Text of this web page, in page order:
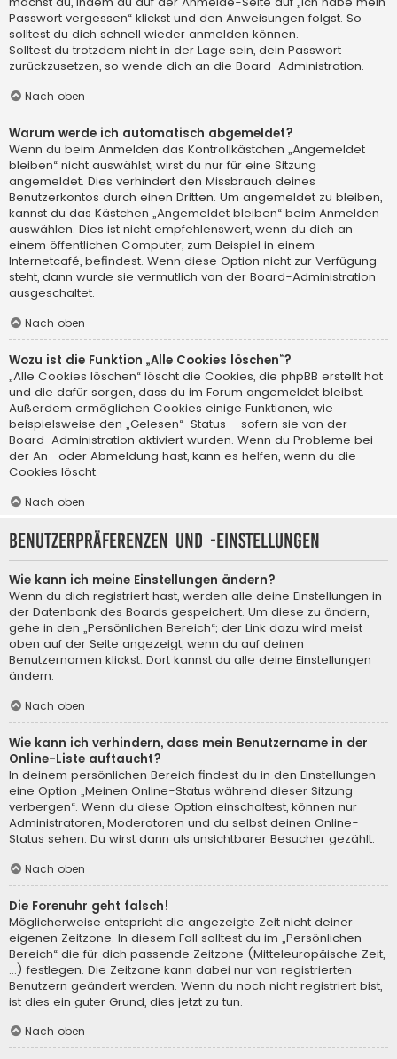
Passwort vergessen“ klickst und den Anweisungen folgst. So
solltest du dich schnell wieder anmelden können.
Solltest du trotzdem nicht in der Lage sein, dein Passwort
zurückzusetzen, so wende dich an die Board-Administration.
Nach oben
Warum werde ich automatisch abgemeldet?
Wenn du beim Anmelden das Kontrollkästchen „Angemeldet
bleiben“ nicht auswählst, wirst du nur für eine Sitzung
angemeldet. Dies verhindert den Missbrauch deines
Benutzerkontos durch einen Dritten. Um angemeldet zu bleiben,
kannst du das Kästchen „Angemeldet bleiben“ beim Anmelden
auswählen. Dies ist nicht empfehlenswert, wenn du dich an
einem öffentlichen Computer, zum Beispiel in einem
Internetcafé, befindest. Wenn diese Option nicht zur Verfügung
steht, dann wurde sie vermutlich von der Board-Administration
ausgeschaltet.
Nach oben
Wozu ist die Funktion „Alle Cookies löschen“?
„Alle Cookies löschen“ löscht die Cookies, die phpBB erstellt hat
und die dafür sorgen, dass du im Forum angemeldet bleibst.
Außerdem ermöglichen Cookies einige Funktionen, wie
beispielsweise den „Gelesen“-Status – sofern sie von der
Board-Administration aktiviert wurden. Wenn du Probleme bei
der An- oder Abmeldung hast, kann es helfen, wenn du die
Cookies löscht.
Nach oben
Benutzerpräferenzen und -einstellungen
Wie kann ich meine Einstellungen ändern?
Wenn du dich registriert hast, werden alle deine Einstellungen in
der Datenbank des Boards gespeichert. Um diese zu ändern,
gehe in den „Persönlichen Bereich“; der Link dazu wird meist
oben auf der Seite angezeigt, wenn du auf deinen
Benutzernamen klickst. Dort kannst du alle deine Einstellungen
ändern.
Nach oben
Wie kann ich verhindern, dass mein Benutzername in der
Online-Liste auftaucht?
In deinem persönlichen Bereich findest du in den Einstellungen
eine Option „Meinen Online-Status während dieser Sitzung
verbergen“. Wenn du diese Option einschaltest, können nur
Administratoren, Moderatoren und du selbst deinen Online-
Status sehen. Du wirst dann als unsichtbarer Besucher gezählt.
Nach oben
Die Forenuhr geht falsch!
Möglicherweise entspricht die angezeigte Zeit nicht deiner
eigenen Zeitzone. In diesem Fall solltest du im „Persönlichen
Bereich“ die für dich passende Zeitzone (Mitteleuropäische Zeit,
...) festlegen. Die Zeitzone kann dabei nur von registrierten
Benutzern geändert werden. Wenn du noch nicht registriert bist,
ist dies ein guter Grund, dies jetzt zu tun.
Nach oben